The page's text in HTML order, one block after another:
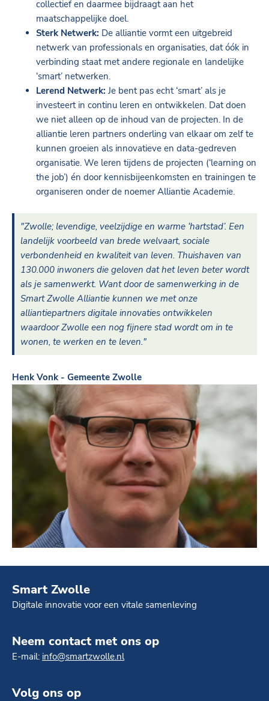
collectief en daarmee bijdraagt aan het
maatschappelijke doel.
Sterk Netwerk: De alliantie vormt een uitgebreid
netwerk van professionals en organisaties, dat óók in
verbinding staat met andere regionale en landelijke
‘smart’ netwerken.
Lerend Netwerk: Je bent pas echt ‘smart’ als je
investeert in continu leren en ontwikkelen. Dat doen
we niet alleen op de inhoud van de projecten. In de
alliantie leren partners onderling van elkaar om zelf te
kunnen groeien als innovatieve en data-gedreven
organisatie. We leren tijdens de projecten (‘learning on
the job’) én door kennisbijeenkomsten en trainingen te
organiseren onder de noemer Alliantie Academie.
Gehighlighte tekst:
"Zwolle; levendige, veelzijdige en warme ‘hartstad’. Een
landelijk voorbeeld van brede welvaart, sociale
verbondenheid en kwaliteit van leven. Thuishaven van
130.000 inwoners die geloven dat het leven beter wordt
als je samenwerkt. Want door de samenwerking in de
Smart Zwolle Alliantie kunnen we met onze
alliantiepartners digitale innovaties ontwikkelen
waardoor Zwolle een nog fijnere stad wordt om in te
wonen, te werken en te leven."
Henk Vonk - Gemeente Zwolle
Smart Zwolle
Digitale innovatie voor een vitale samenleving
Neem contact met ons op
E-mail: info@smartzwolle.nl
Volg ons op